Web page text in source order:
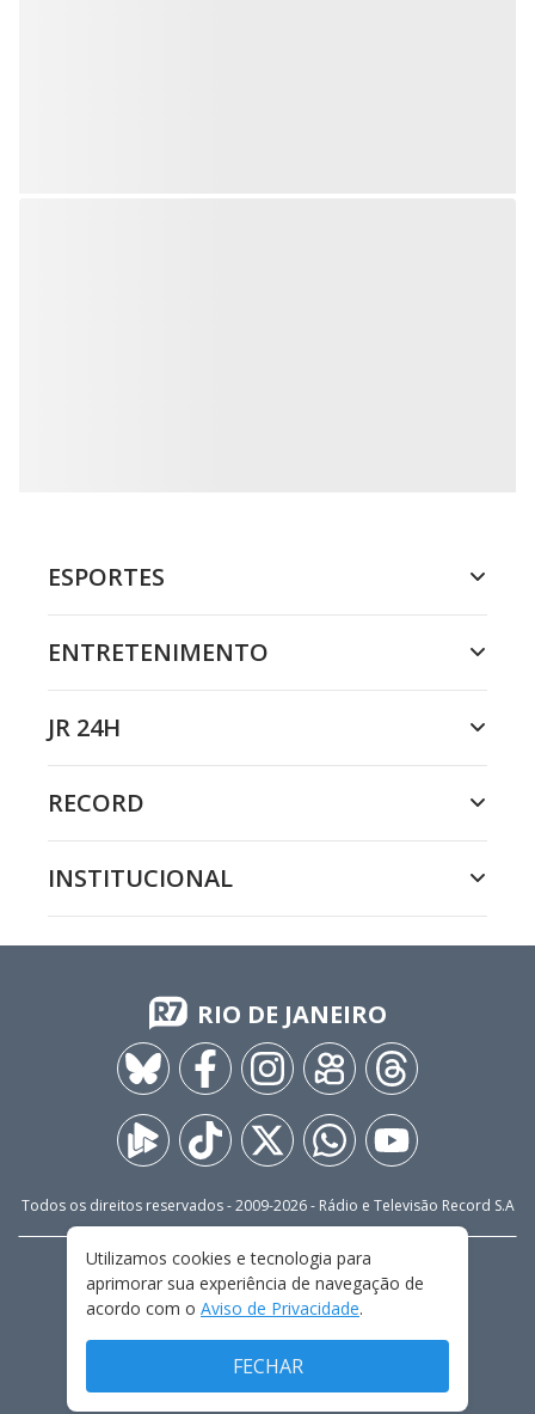
ESPORTES
ENTRETENIMENTO
JR 24H
RECORD
INSTITUCIONAL
RIO DE JANEIRO
Todos os direitos reservados - 2009-2026- Rádio e Televisão Record S.A
FALE CONOSCO
PRIVACIDADE
TERMOS E CONDIÇÕES DE USO
Utilizamos cookies e tecnologia para
aprimorar sua experiência de navegação de
acordo com o Aviso de Privacidade.
FECHAR